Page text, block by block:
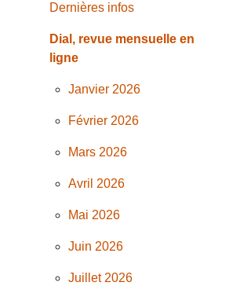
Dernières infos
Dial, revue mensuelle en
ligne
Janvier 2026
Février 2026
Mars 2026
Avril 2026
Mai 2026
Juin 2026
Juillet 2026